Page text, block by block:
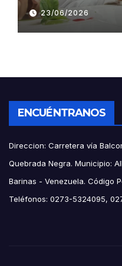
23/06/2026
ENCUÉNTRANOS
Direccion: Carretera vía
Quebrada Negra. Municipio:
Barinas - Venezuela. Código
Teléfonos: 0273-5324095,